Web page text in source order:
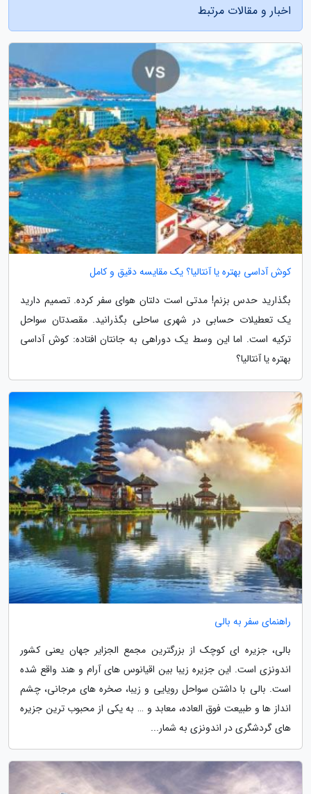
اخبار و مقالات مرتبط
کوش آداسی بهتره یا آنتالیا؟ یک مقایسه دقیق و کامل
بگذارید حدس بزنم! مدتی است دلتان هوای سفر کرده. تصمیم دارید
یک تعطیلات حسابی در شهری ساحلی بگذرانید. مقصدتان سواحل
ترکیه است. اما این وسط یک دوراهی به جانتان افتاده: کوش آداسی
بهتره یا آنتالیا؟
راهنمای سفر به بالی
بالی، جزیره ای کوچک از بزرگترین مجمع الجزایر جهان یعنی کشور
اندونزی است. این جزیره زیبا بین اقیانوس های آرام و هند واقع شده
است. بالی با داشتن سواحل رویایی و زیبا، صخره های مرجانی، چشم
انداز ها و طبیعت فوق العاده، معابد و … به یکی از محبوب ترین جزیره
های گردشگری در اندونزی به شمار...